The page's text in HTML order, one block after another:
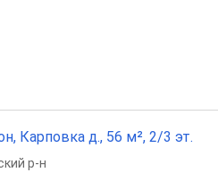
Карповка д., 56 м², 2/3 эт.
р-н